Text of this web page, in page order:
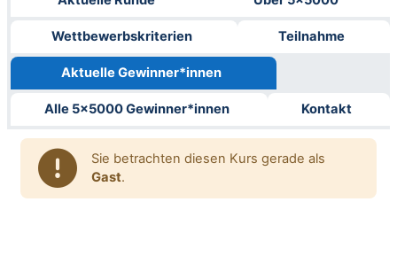
Wettbewerbskriterien Teilnahme
Aktuelle Gewinner*innen
Alle 5x5000 Gewinner*innen Kontakt
Sie betrachten diesen Kurs gerade als
Gast.